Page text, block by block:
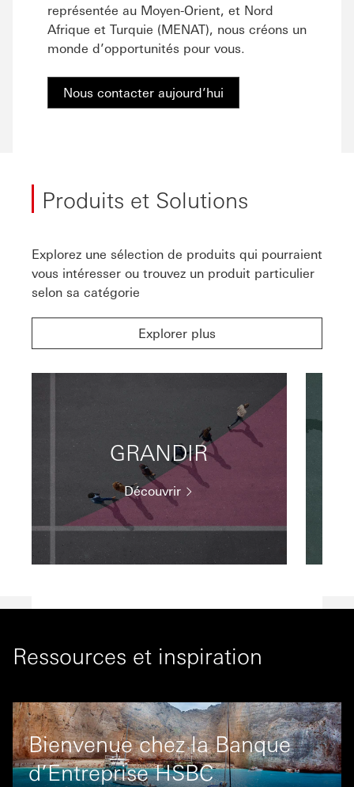
représentée au Moyen-Orient, et Nord
Afrique et Turquie (MENAT), nous créons un
monde d’opportunités pour vous.
Nous contacter aujourd’hui
Produits et Solutions
Explorez une sélection de produits qui pourraient
vous intéresser ou trouvez un produit particulier
selon sa catégorie
Explorer plus
GRANDIR
Découvrir
Showing items1to3of8
Ressources et inspiration
Bienvenue chez la Banque
d’Entreprise HSBC